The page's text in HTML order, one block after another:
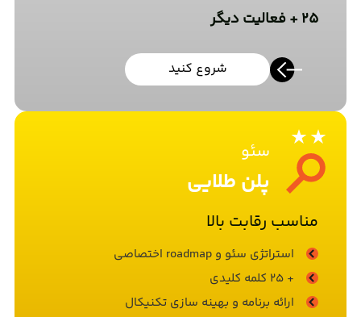
25 + فعالیت دیگر
شروع کنید
سئو
پلن طلایی
مناسب رقابت بالا
استراتژی سئو و roadmap اختصاصی
+ 25 کلمه کلیدی
ارائه برنامه و بهینه سازی تکنیکال